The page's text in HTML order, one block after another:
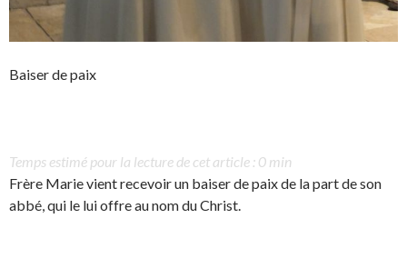
Baiser de paix
Temps estimé pour la lecture de cet article : 0 min
Frère Marie vient recevoir un baiser de paix de la part de son
abbé, qui le lui offre au nom du Christ.